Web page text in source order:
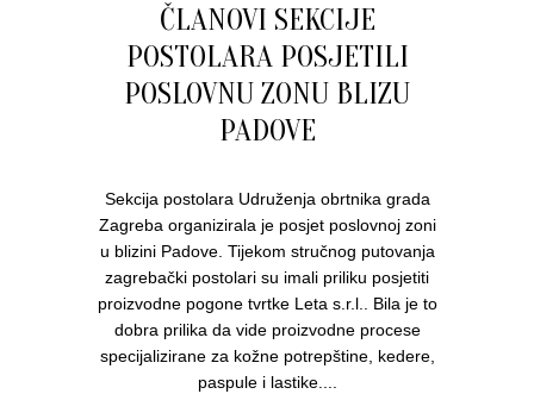
ČLANOVI SEKCIJE
POSTOLARA POSJETILI
POSLOVNU ZONU BLIZU
PADOVE
Sekcija postolara Udruženja obrtnika grada
Zagreba organizirala je posjet poslovnoj zoni
u blizini Padove. Tijekom stručnog putovanja
zagrebački postolari su imali priliku posjetiti
proizvodne pogone tvrtke Leta s.r.l.. Bila je to
dobra prilika da vide proizvodne procese
specijalizirane za kožne potrepštine, kedere,
paspule i lastike....